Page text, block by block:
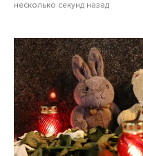
несколько секунд назад